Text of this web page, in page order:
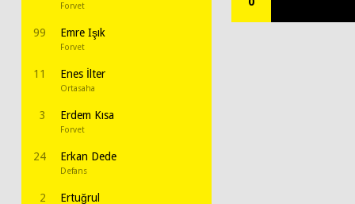
Forvet
99 Emre Işık
Forvet
11 Enes İlter
Ortasaha
3 Erdem Kısa
Forvet
24 Erkan Dede
Defans
2
Ertuğrul